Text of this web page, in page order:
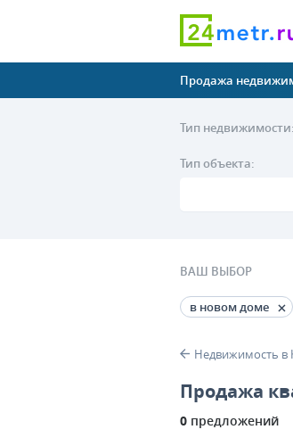
Продажа
Тип недвижимости:
Тип объекта:
ВАШ ВЫБОР
в новом доме
Недвижимость в
Продажа
0 предложений